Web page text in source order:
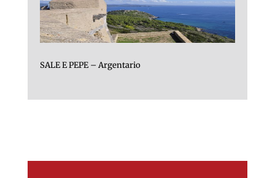
SALE E PEPE – Argentario